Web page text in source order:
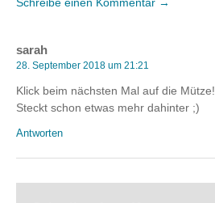
sarah
28. September 2018 um 21:21
Klick beim nächsten Mal auf die Mütze!
Steckt schon etwas mehr dahinter ;)
Antworten